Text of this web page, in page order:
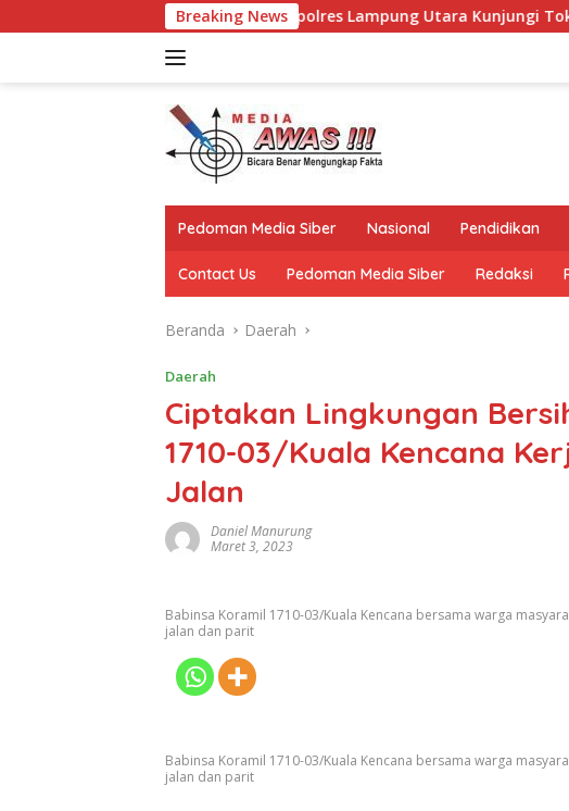
ke
Breaking News
Kapolres Lampung Utara Kunjungi Tokoh Adat Akuan Abung
Pedoman Media Siber Nasional Pendidikan
Contact Us Pedoman Media Siber Redaksi
Beranda Daerah
Daerah
Ciptakan Lingkungan
1710-03/Kuala Kencana
Jalan
Daniel Manurung
Maret 3, 2023
Babinsa Koramil 1710-03/Kuala Kencana bersama warga
jalan dan parit
Babinsa Koramil 1710-03/Kuala Kencana bersama warga
jalan dan parit